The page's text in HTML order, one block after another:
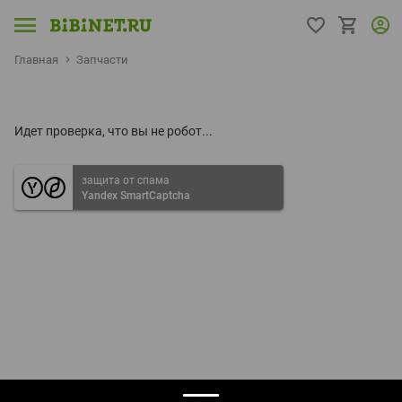
Главная Запчасти
Идет проверка, что вы не робот...
защита от спама
Yandex SmartCaptcha